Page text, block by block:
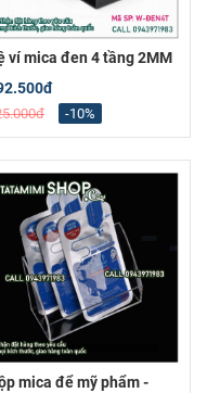
ví mica đen 4 tầng 2MM
-10%
mica để mỹ phẩm -